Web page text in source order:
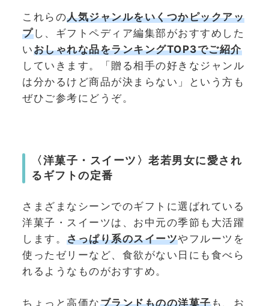
これらの人気ジャンルをいくつかピックアッ
プし、ギフトペディア編集部がおすすめした
いおしゃれな品をランキングTOP3でご紹介
していきます。「贈る相手の好きなジャンル
は分かるけど商品が決まらない」という方も
ぜひご参考にどうぞ。
〈洋菓子・スイーツ〉老若男女に愛され
るギフトの定番
さまざまなシーンでのギフトに選ばれている
洋菓子・スイーツは、お中元の季節も大活躍
します。 さっぱり系のスイーツやフルーツを
使ったゼリーなど、食欲がない日にも食べら
れるようなものがおすすめ。
ちょっと高価なブランドものの洋菓子も、お